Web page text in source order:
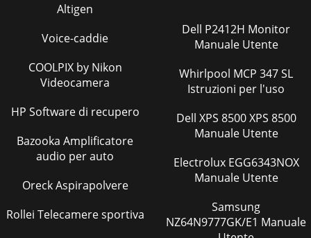
Altigen
Voice-caddie
COOLPIX by Nikon
Videocamera
HP Software di recupero
Bazooka Amplificatore
audio per auto
Oreck Aspirapolvere
Rollei Telecamere sportiva
Dell P2412H Monitor
Manuale Utente
Whirlpool MCP 347 SL
Istruzioni per l'uso
Dell XPS 8500 XPS 8500
Manuale Utente
Electrolux EGG6343NOX
Manuale Utente
Samsung
NZ64N9777GK/E1 Manuale